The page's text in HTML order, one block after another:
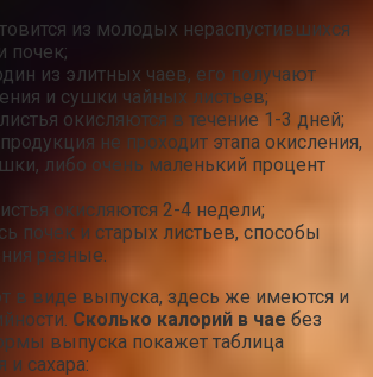
из молодых нераспустившихся
почек;
из элитных чаев, его получают
и сушки чайных листьев;
окисляются в течение 1-3 дней;
не проходит этапа окисления,
либо очень маленький процент
окисляются 2-4 недели;
почек и старых листьев, способы
разные.
в виде выпуска, здесь же имеются и
Сколько калорий в чае без
выпуска покажет таблица
и сахара: